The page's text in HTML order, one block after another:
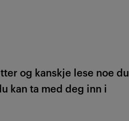
og kanskje lese noe du
kan ta med deg inn i